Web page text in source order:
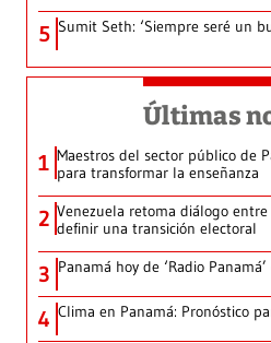
5 Sumit Seth: ‘Siempre seré un
Últimas
1 Maestros del sector público de
para transformar la enseñanza
2 Venezuela retoma diálogo
definir una transición electoral
3 Panamá hoy de ‘Radio
4 Clima en Panamá: Pronóstico